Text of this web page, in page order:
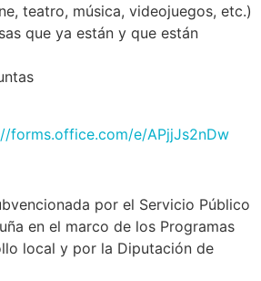
teatro, música, videojuegos, etc.)
que ya están y que están
forms.office.com/e/APjjJs2nDw
por el Servicio Público
en el marco de los Programas
local y por la Diputación de